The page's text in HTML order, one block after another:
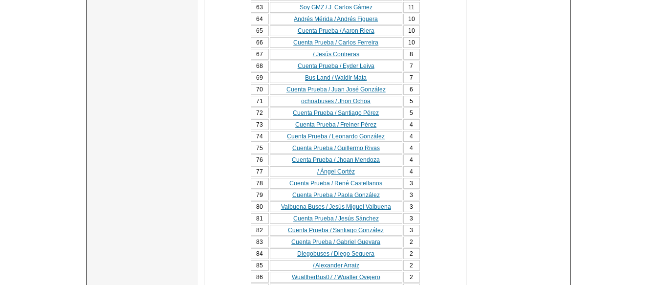
63
Soy GMZ / J. Carlos Gámez
11
64
Andrés Mérida / Andrés Figuera
10
65
Cuenta Prueba / Aaron Riera
10
66
Cuenta Prueba / Carlos Ferreira
10
67
/ Jesús Contreras
8
68
Cuenta Prueba / Eyder Leiva
7
69
Bus Land / Waldir Mata
7
70
Cuenta Prueba / Juan José González
6
71
ochoabuses / Jhon Ochoa
5
72
Cuenta Prueba / Santiago Pérez
5
73
Cuenta Prueba / Freiner Pérez
4
74
Cuenta Prueba / Leonardo González
4
75
Cuenta Prueba / Guillermo Rivas
4
76
Cuenta Prueba / Jhoan Mendoza
4
77
/ Ángel Cortéz
4
78
Cuenta Prueba / René Castellanos
3
79
Cuenta Prueba / Paola González
3
80
Valbuena Buses / Jesús Miguel Valbuena
3
81
Cuenta Prueba / Jesús Sánchez
3
82
Cuenta Prueba / Santiago González
3
83
Cuenta Prueba / Gabriel Guevara
2
84
Diegobuses / Diego Sequera
2
85
/ Alexander Arraiz
2
86
WualtherBus07 / Wualter Ovejero
2